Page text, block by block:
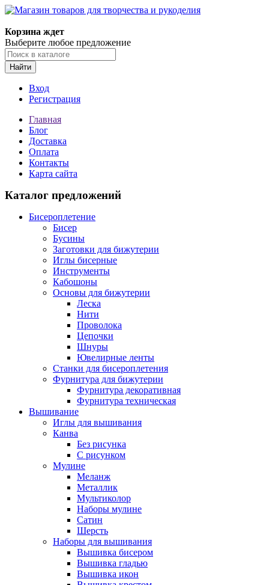
Корзина ждет
Выберите любое предложение
Найти
Вход
Регистрация
Главная
Блог
Доставка
Оплата
Контакты
Карта сайта
Каталог предложений
Бисероплетение
Бисер
Бусины
Заготовки для бижутерии
Иглы бисерные
Инструменты
Кабошоны
Основы для бижутерии
Леска
Нити
Проволока
Цепочки
Шнуры
Ювелирные ленты
Станки для бисероплетения
Фурнитура для бижутерии
Фурнитура декоративная
Фурнитура техническая
Вышивание
Иглы для вышивания
Канва
Без рисунка
С рисунком
Мулине
Меланж
Металлик
Мультиколор
Наборы мулине
Сатин
Шерсть
Наборы для вышивания
Вышивка бисером
Вышивка гладью
Вышивка икон